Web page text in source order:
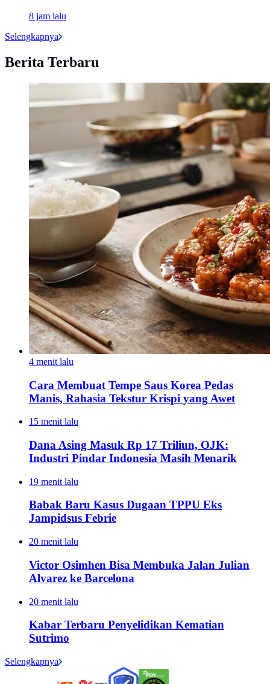
8 jam lalu
Selengkapnya
Berita Terbaru
4 menit lalu
Cara Membuat Tempe Saus Korea Pedas
Manis, Rahasia Tekstur Krispi yang Awet
15 menit lalu
Dana Asing Masuk Rp 17 Triliun, OJK:
Industri Pindar Indonesia Masih Menarik
19 menit lalu
Babak Baru Kasus Dugaan TPPU Eks
Jampidsus Febrie
20 menit lalu
Victor Osimhen Bisa Membuka Jalan Julian
Alvarez ke Barcelona
20 menit lalu
Kabar Terbaru Penyelidikan Kematian
Sutrimo
Selengkapnya